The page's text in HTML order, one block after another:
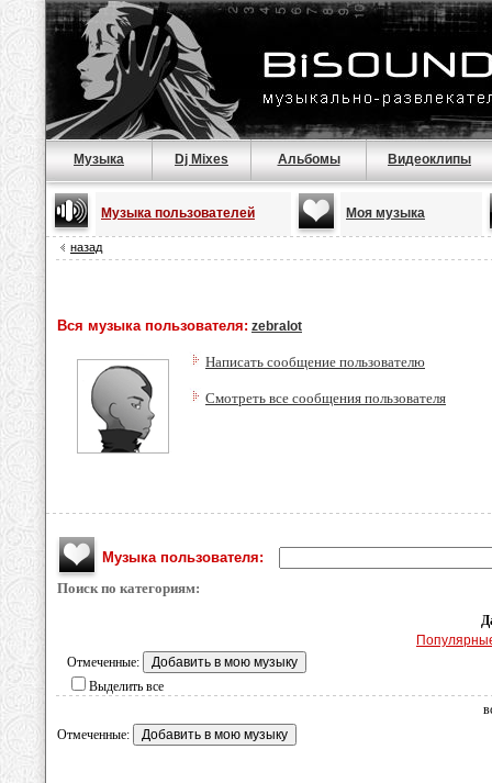
Музыка Dj Mixes Альбомы Видеоклипы
Музыка пользователей Моя музыка
назад
Вся музыка пользователя: zebralot
Написать сообщение пользователю
Смотреть все сообщения пользователя
Музыка пользователя:
Поиск по категориям:
Отмеченные:
Выделить все
Отмеченные: